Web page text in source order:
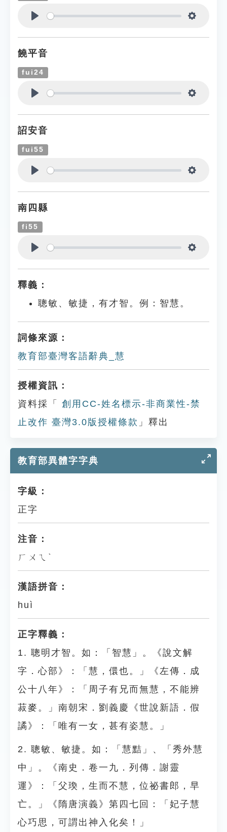
饒平音
fui24
詔安音
fui55
南四縣
fi55
釋義：
聰敏、敏捷，有才智。例：智慧。
詞條來源：
教育部臺灣客語辭典_慧
授權資訊：
資料採「
創用CC-姓名標示-非商業性-禁
止改作 臺灣3.0版授權條款 」釋出
教育部異體字字典
字級：
正字
注音：
ㄏㄨㄟˋ
漢語拼音：
huì
正字釋義：
1. 聰明才智。如：「智慧」。《說文解
字．心部》：「慧，儇也。」《左傳．成
公十八年》：「周子有兄而無慧，不能辨
菽麥。」南朝宋．劉義慶《世說新語．假
譎》：「唯有一女，甚有姿慧。」
2. 聰敏、敏捷。如：「慧黠」、「秀外慧
中」。《南史．卷一九．列傳．謝靈
運》：「父瑍，生而不慧，位祕書郎，早
亡。」《隋唐演義》第四七回：「妃子慧
心巧思，可謂出神入化矣！」